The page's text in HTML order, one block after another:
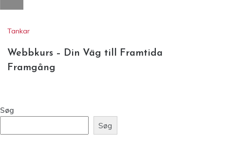
Tankar
Webbkurs – Din Väg till Framtida
Framgång
Søg
Søg